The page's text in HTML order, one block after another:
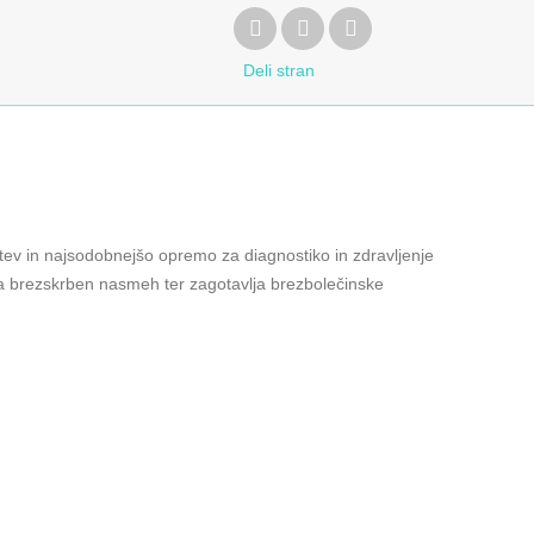
Deli stran
in najsodobnejšo opremo za diagnostiko in zdravljenje
nasmeh ter zagotavlja brezbolečinske